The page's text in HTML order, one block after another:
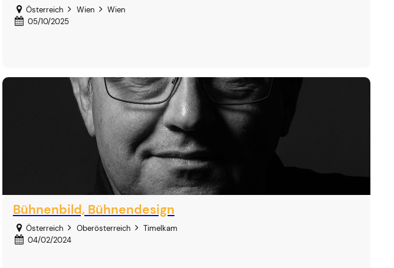
Österreich Wien
Wien
05/10/2025
Bühnenbild, Bühnendesign
Österreich Oberösterreich
Timelkam
04/02/2024